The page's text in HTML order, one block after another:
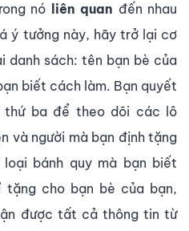
nó
liên quan đến nhau
ý tưởng này, hãy trở lại cơ
danh sách: tên bạn bè của
biết cách làm. Bạn quyết
thứ ba để theo dõi các lô
và người mà bạn định tặng
bánh quy mà bạn biết
cho bạn bè của bạn,
được tất cả thông tin từ